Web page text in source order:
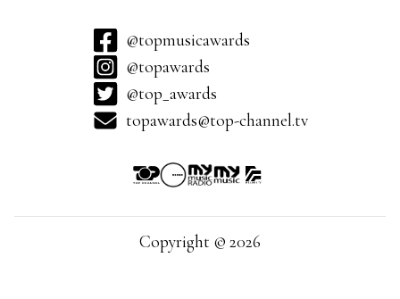
@topmusicawards
@topawards
@top_awards
topawards@top-channel.tv
Copyright © 2026